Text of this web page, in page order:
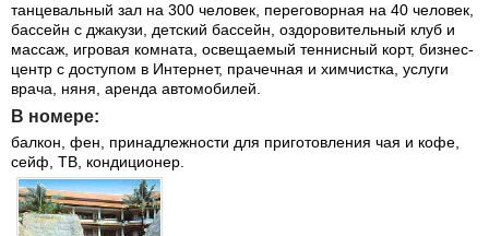
танцевальный зал на 300 человек, переговорная на 40 человек,
бассейн с джакузи, детский бассейн, оздоровительный клуб и
массаж, игровая комната, освещаемый теннисный корт, бизнес-
центр с доступом в Интернет, прачечная и химчистка, услуги
врача, няня, аренда автомобилей.
В номере:
балкон, фен, принадлежности для приготовления чая и кофе,
сейф, ТВ, кондиционер.